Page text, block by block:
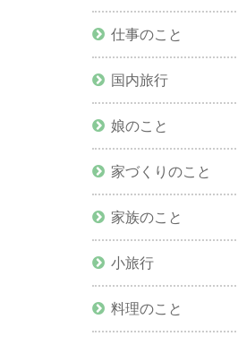
仕事のこと
国内旅行
娘のこと
家づくりのこと
家族のこと
小旅行
料理のこと